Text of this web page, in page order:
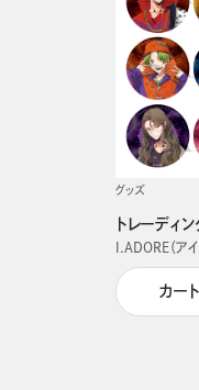
グッズ
トレーディ
I.ADORE（アイ
カー